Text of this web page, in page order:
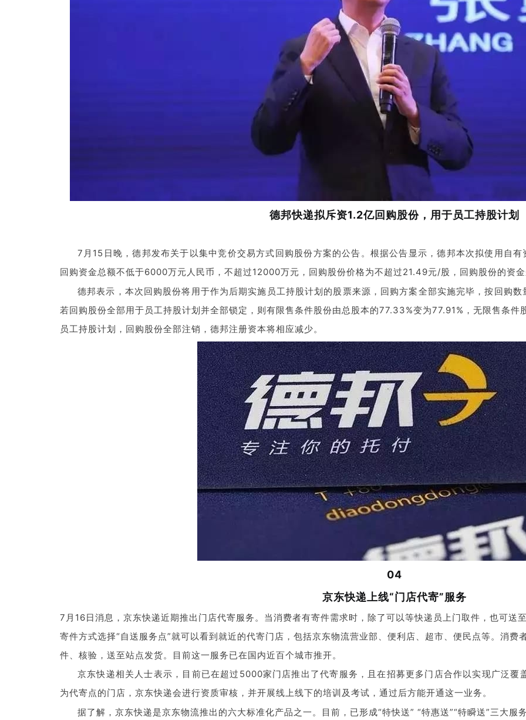
德邦快递拟斥资1.2亿回购股份，用于员工持股计划
7月15日晚，德邦发布关于以集中竞价交易方式回购股份方案的公告。根据公告显示，德邦本次拟使用自
回购资金总额不低于6000万元人民币，不超过12000万元，回购股份价格为不超过21.49元/股，回购股份的资
德邦表示，本次回购股份将用于作为后期实施员工持股计划的股票来源，回购方案全部实施完毕，按回购
若回购股份全部用于员工持股计划并全部锁定，则有限售条件股份由总股本的77.33%变为77.91%，无限售条
员工持股计划，回购股份全部注销，德邦注册资本将相应减少。
04
京东快递上线“门店代寄”服务
7月16日消息，京东快递近期推出门店代寄服务。当消费者有寄件需求时，除了可以等快递员上门取件，也可送
寄件方式选择“自送服务点”就可以看到就近的代寄门店，包括京东物流营业部、便利店、超市、便民点等。消
件、核验，送至站点发货。目前这一服务已在国内近百个城市推开。
京东快递相关人士表示，目前已在超过5000家门店推出了代寄服务，且在招募更多门店合作以实现广泛覆
为代寄点的门店，京东快递会进行资质审核，并开展线上线下的培训及考试，通过后方能开通这一业务。
据了解，京东快递是京东物流推出的六大标准化产品之一。目前，已形成“特快送” “特惠送”“特瞬送”三大